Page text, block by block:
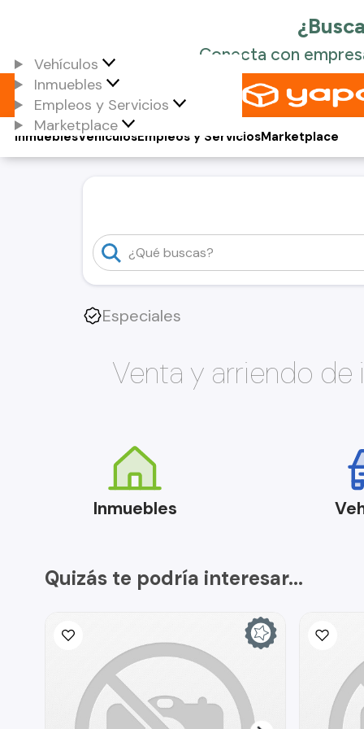
Vehículos
Inmuebles
Empleos y Servicios
Marketplace
Vehículos
Inmuebles Empleos y ServiciosMarketplace
Especiales
Venta y arriendo de
Inmuebles
Quizás te podría interesar...